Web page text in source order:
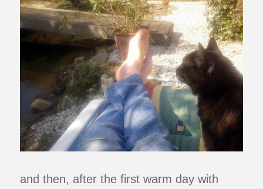
and then, after the first warm day with